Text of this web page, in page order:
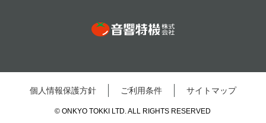
個⼈情報保護⽅針 ご利⽤条件 サイトマップ
© ONKYO TOKKI LTD. ALL RIGHTS RESERVED